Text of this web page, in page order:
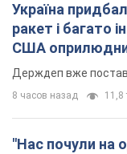
Україна
ракет і багато
США
Держдеп вже
8 часов назад 11,8
"Нас почули на